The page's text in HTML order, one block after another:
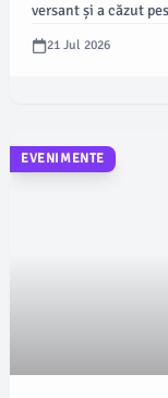
versant și a căzut
Sibiu. Evenimentul
au intervenit pentru
21 Jul 2026
EVENIMENTE